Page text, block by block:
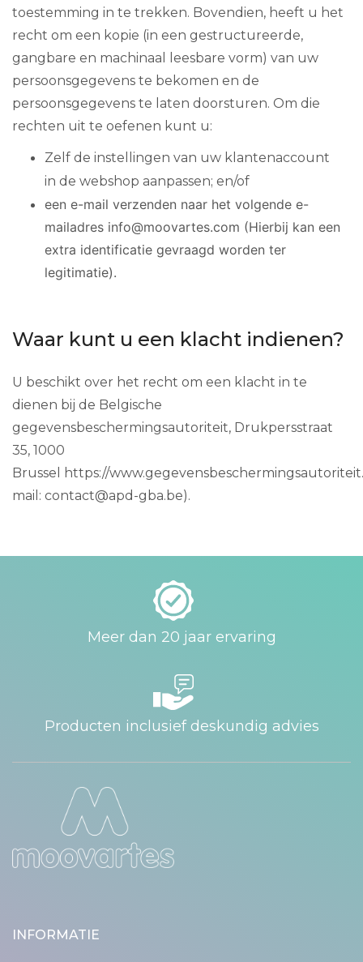
toestemming in te trekken. Bovendien, heeft u het
recht om een kopie (in een gestructureerde,
gangbare en machinaal leesbare vorm) van uw
persoonsgegevens te bekomen en de
persoonsgegevens te laten doorsturen. Om die
rechten uit te oefenen kunt u:
Zelf de instellingen van uw klantenaccount
in de webshop aanpassen; en/of
een e-mail verzenden naar het volgende e-
mailadres info@moovartes.com (Hierbij kan een
extra identificatie gevraagd worden ter
legitimatie).
Waar kunt u een klacht indienen?
U beschikt over het recht om een klacht in te
dienen bij de Belgische
gegevensbeschermingsautoriteit, Drukpersstraat
35, 1000
Brussel https://
mail: contact@apd-gba.be).
Meer dan 20 jaar ervaring
Producten inclusief deskundig advies
INFORMATIE